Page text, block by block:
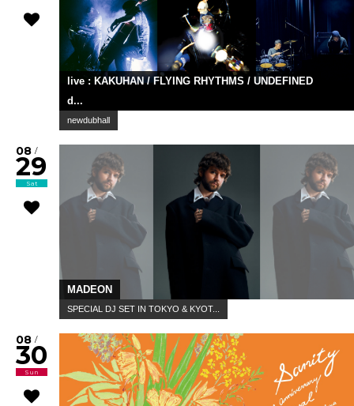
live : KAKUHAN / FLYING RHYTHMS / UNDEFINED
d...
newdubhall
08 /
29
Sat
MADEON
SPECIAL DJ SET IN TOKYO & KYOT...
08 /
30
Sun